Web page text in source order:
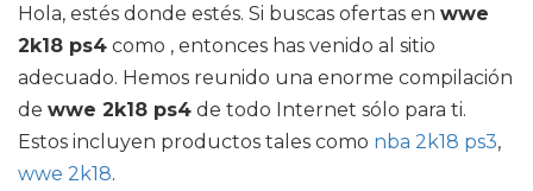
Hola, estés donde estés. Si buscas ofertas en wwe
2k18 ps4 como , entonces has venido al sitio
adecuado. Hemos reunido una enorme compilación
de wwe 2k18 ps4 de todo Internet sólo para ti.
Estos incluyen productos tales como nba 2k18 ps3,
wwe 2k18.